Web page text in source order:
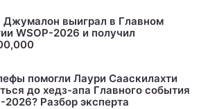
Джумалон выиграл в Главном
WSOP-2026 и получил
помогли Лаури Сааскилахти
до хедз-апа Главного события
2026? Разбор эксперта